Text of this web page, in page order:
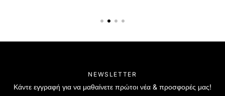
NEWSLETTER
Κάντε εγγραφή για να μαθαίνετε πρώτοι νέα & προσφορές μας!